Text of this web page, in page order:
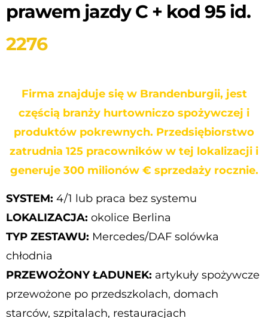
prawem jazdy C + kod 95 id.
2276
Firma znajduje się w Brandenburgii, jest
częścią branży hurtowniczo spożywczej i
produktów pokrewnych. Przedsiębiorstwo
zatrudnia 125 pracowników w tej lokalizacji i
generuje 300 milionów € sprzedaży rocznie.
SYSTEM: 4/1 lub praca bez systemu
LOKALIZACJA: okolice Berlina
TYP ZESTAWU: Mercedes/DAF solówka
chłodnia
PRZEWOŻONY ŁADUNEK: artykuły spożywcze
przewożone po przedszkolach, domach
starców, szpitalach, restauracjach